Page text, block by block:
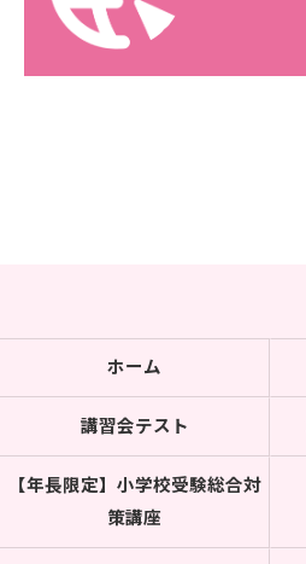
ホーム
講習会テスト
【年長限定】小学校受験総合対
策講座